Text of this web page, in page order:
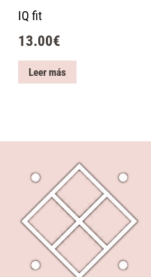
IQ fit
13.00€
Leer más